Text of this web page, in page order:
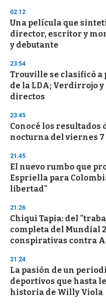
s
e
c
o
n
d
02:12
Una película que
director, escritor y
y debutante
23:54
Trouville se clasificó a
de la LDA; Verdirrojo
directos
23:45
Conocé los resultados
nocturna del viernes 7
21:45
El nuevo rumbo que
Espriella para
libertad"
21:26
Chiqui Tapia: del
completa del Mundial
conspirativas contra
21:24
La pasión de un
deportivos que hasta
historia de Willy Viola